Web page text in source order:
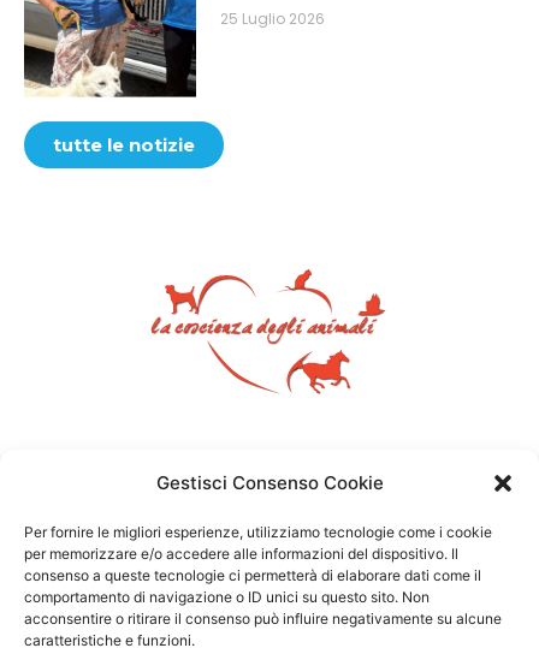
Gestisci Consenso Cookie
Per fornire le migliori esperienze, utilizziamo tecnologie come i cookie
per memorizzare e/o accedere alle informazioni del dispositivo. Il
consenso a queste tecnologie ci permetterà di elaborare dati come il
comportamento di navigazione o ID unici su questo sito. Non
acconsentire o ritirare il consenso può influire negativamente su alcune
caratteristiche e funzioni.
25 Luglio 2026
tutte le notizie